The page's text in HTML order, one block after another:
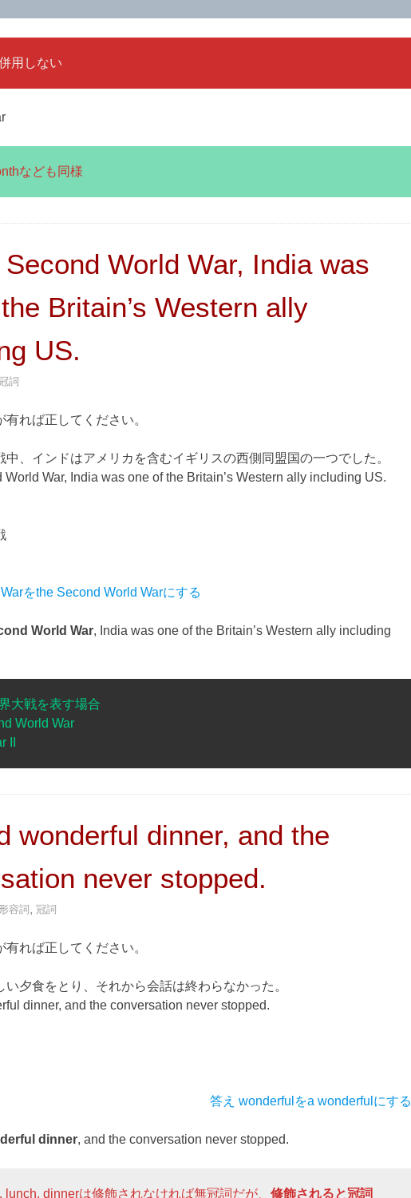
用しない
なども同様
World War, India was
Britain’s Western ally
US.
詞
れば正してください。
中、インドはアメリカを含むイギリスの西側同盟国の一つでした。
World War, India was one of the Britain’s Western ally including US.
をthe Second World Warにする
World War, India was one of the Britain’s Western ally including
大戦を表す場合
World War
II
wonderful dinner, and the
never stopped.
容詞 , 冠詞
れば正してください。
い夕食をとり、それから会話は終わらなかった。
dinner, and the conversation never stopped.
答え wonderfulをa wonderfulにする
dinner, and the conversation never stopped.
lunch, dinnerは修飾されなければ無冠詞だが、 修飾されると冠詞